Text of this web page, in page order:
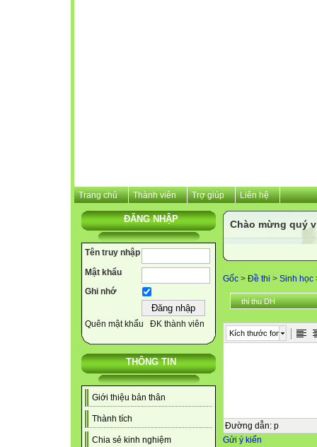
Trang chủ Thành viên Trợ giúp Liên hệ
ĐĂNG NHẬP
Tên truy nhập
Mật khẩu
Ghi nhớ
Quên mật khẩu ĐK thành viên
THÔNG TIN
Giới thiệu bản thân
Thành tích
Chia sẻ kinh nghiệm
Chào mừng quý
Gốc > Đề thi > Sinh học
thi thu DH
Kích thước font
Đường dẫn: p
Gửi ý kiến